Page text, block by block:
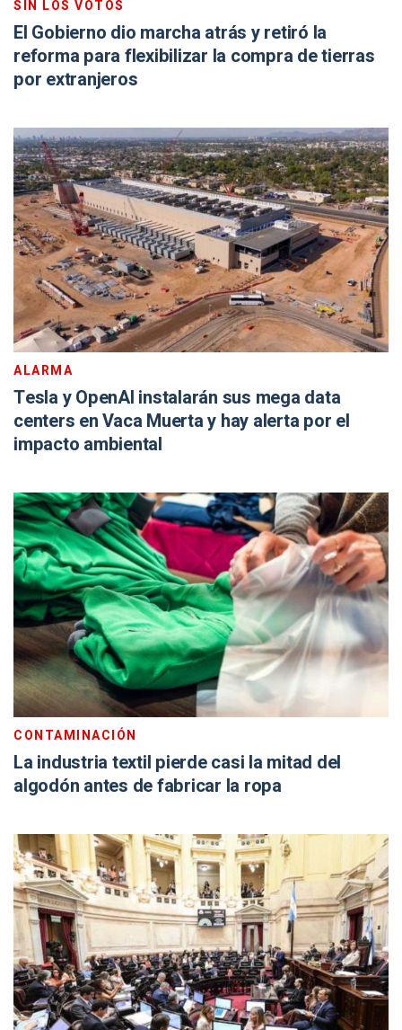
SIN LOS VOTOS
El Gobierno dio marcha atrás y retiró la
reforma para flexibilizar la compra de tierras
por extranjeros
ALARMA
Tesla y OpenAI instalarán sus mega data
centers en Vaca Muerta y hay alerta por el
impacto ambiental
CONTAMINACIÓN
La industria textil pierde casi la mitad del
algodón antes de fabricar la ropa